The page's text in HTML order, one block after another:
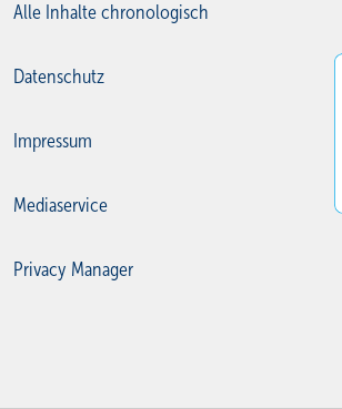
Alle Inhalte chronologisch
Datenschutz
Impressum
Mediaservice
Privacy Manager